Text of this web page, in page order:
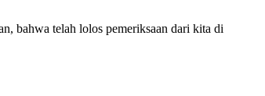
bahwa telah lolos pemeriksaan dari kita di